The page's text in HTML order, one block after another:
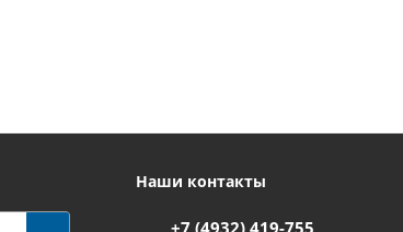
Наши контакты